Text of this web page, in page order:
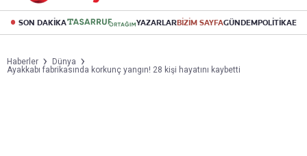
SON DAKİKA YAZARLARBİZİM SAYFAGÜNDEMPOLİTİKA
Haberler
Dünya
Ayakkabı fabrikasında korkunç yangın! 28 kişi hayatını kaybetti